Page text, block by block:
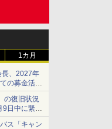
1カ月
長、2027年
の募金活動
の復旧状況
9日中に緊急
ス「キャン